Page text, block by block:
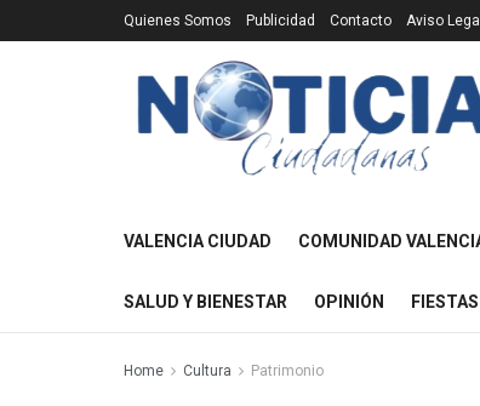
Quienes Somos Publicidad Contacto Aviso Legal
VALENCIA CIUDAD COMUNIDAD
SALUD Y BIENESTAR OPINIÓN
Home Cultura Patrimonio